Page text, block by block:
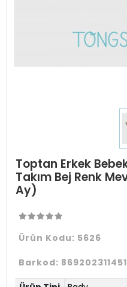
Toptan Erkek
Takım Bej Renk
Ay)
Ürün Kodu: 5626
Barkod: